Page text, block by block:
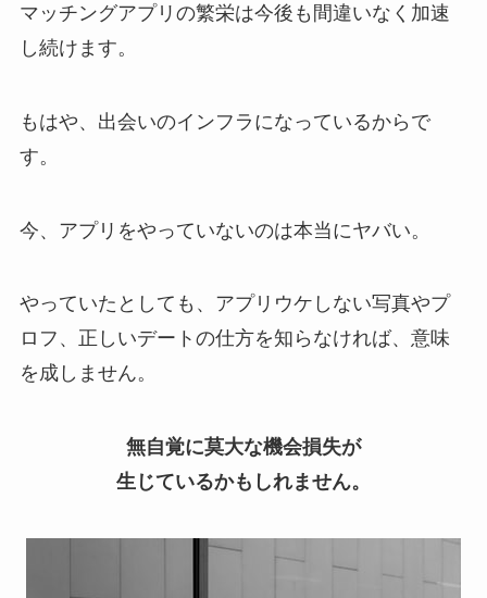
マッチングアプリの繁栄は今後も間違いなく加速
し続けます。
もはや、出会いのインフラになっているからで
す。
今、アプリをやっていないのは本当にヤバい。
やっていたとしても、アプリウケしない写真やプ
ロフ、正しいデートの仕方を知らなければ、意味
を成しません。
無自覚に莫大な機会損失が
生じているかもしれません。